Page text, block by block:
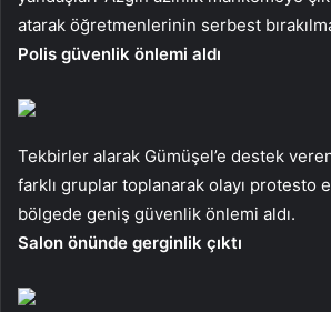
atarak öğretmenlerinin serbest
Polis güvenlik önlemi aldı
Tekbirler alarak Gümüşel’e destek
farklı gruplar toplanarak olayı protesto
bölgede geniş güvenlik önlemi aldı.
Salon önünde gerginlik çıktı